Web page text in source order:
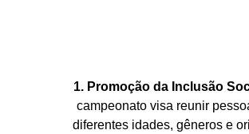
1. Promoção da Inclusão
campeonato visa reunir
diferentes idades, gêneros e